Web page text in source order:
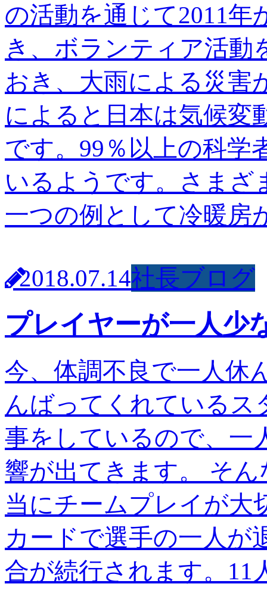
の活動を通じて2011年
き、ボランティア活動
おき、大雨による災害
によると日本は気候変
です。99％以上の科学
いるようです。さまざ
一つの例として冷暖
2018.07.14社長ブログ
プレイヤーが一人少
今、体調不良で一人休
んばってくれているス
事をしているので、一
響が出てきます。 そ
当にチームプレイが大
カードで選手の一人が
合が続行されます。11